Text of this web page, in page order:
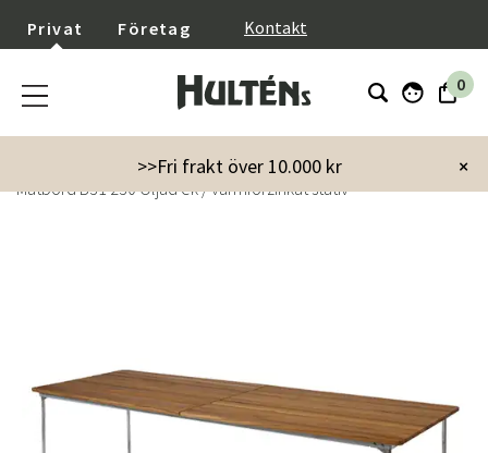
Privat Företag Kontakt
0
×
>>Fri frakt över 10.000 kr
Utemöbler Utebord
Matbord
Matbord B31 230 Oljad ek / varmförzinkat stativ